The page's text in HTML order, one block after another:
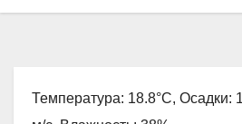
Температура: 18.8°C, Осадки: